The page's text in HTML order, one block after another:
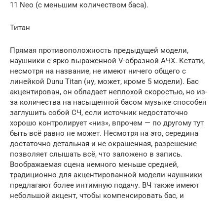
11 Neo (с меньшим количеством баса).
Титан
Прямая противоположность предыдущей модели,
наушники с ярко выраженной V-образной АЧХ. Кстати,
несмотря на название, не имеют ничего общего с
линейкой Dunu Titan (ну, может, кроме 5 модели). Бас
акцентирован, он обладает неплохой скоростью, но из-
за количества на насыщенной басом музыке способен
заглушить собой СЧ, если источник недостаточно
хорошо контролирует «низ», впрочем — по другому тут
быть всё равно не может. Несмотря на это, середина
достаточно детальная и не окрашенная, разрешение
позволяет слышать всё, что заложено в запись.
Воображаемая сцена немного меньше средней,
традиционно для акцентированной модели наушники
предлагают более интимную подачу. ВЧ также имеют
небольшой акцент, чтобы компенсировать бас, и